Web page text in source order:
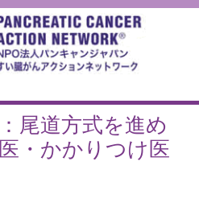
尾道方式を進め
・かかりつけ医